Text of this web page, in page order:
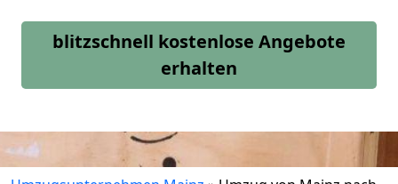
blitzschnell kostenlose Angebote
erhalten